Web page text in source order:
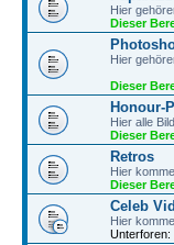
Hier
Dieser
Hier
Dieser
Honour-
Hier alle
Dieser
Retros
Hier
Dieser
Celeb
Hier
Unterforen: